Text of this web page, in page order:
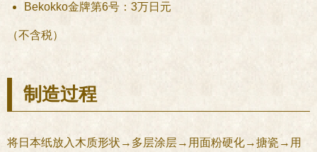
Bekokko金牌第6号：3万日元
（不含税）
制造过程
将日本纸放入木质形状→多层涂层→用面粉硬化→搪瓷→用